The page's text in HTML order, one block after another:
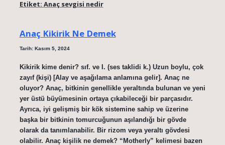
Etiket: Anaç sevgisi nedir
Anaç Kikirik Ne Demek
Tarih: Kasım 5, 2024
Kikirik kime denir? sıf. ve I. (ses taklidi k.) Uzun boylu, çok
zayıf (kişi) [Alay ve aşağılama anlamına gelir]. Anaç ne
oluyor? Anaç, bitkinin genellikle yeraltında bulunan ve yeni
yer üstü büyümesinin ortaya çıkabileceği bir parçasıdır.
Ayrıca, iyi gelişmiş bir kök sistemine sahip ve üzerine
başka bir bitkinin tomurcuğunun aşılandığı bir gövde
olarak da tanımlanabilir. Bir rizom veya yeraltı gövdesi
olabilir. Anaç kişilik ne demek? “Motherly” kelimesi bazen